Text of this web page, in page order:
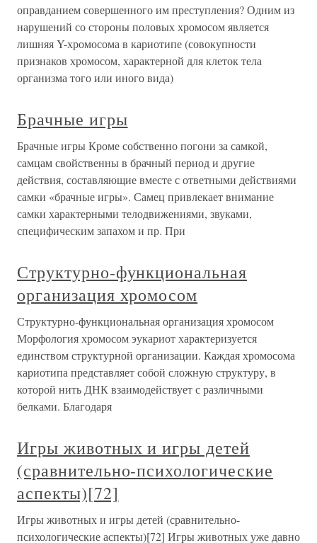
оправданием совершенного им преступления? Одним из
нарушений со стороны половых хромосом является
лишняя Y-хромосома в кариотипе (совокупности
признаков хромосом, характерной для клеток тела
организма того или иного вида)
Брачные игры
Брачные игры Кроме собственно погони за самкой,
самцам свойственны в брачный период и другие
действия, составляющие вместе с ответными действиями
самки «брачные игры». Самец привлекает внимание
самки характерными телодвижениями, звуками,
специфическим запахом и пр. При
Структурно-функциональная
организация хромосом
Структурно-функциональная организация хромосом
Морфология хромосом эукариот характеризуется
единством структурной организации. Каждая хромосома
кариотипа представляет собой сложную структуру, в
которой нить ДНК взаимодействует с различными
белками. Благодаря
Игры животных и игры детей
(сравнительно-психологические
аспекты)[72]
Игры животных и игры детей (сравнительно-
психологические аспекты)[72] Игры животных уже давно